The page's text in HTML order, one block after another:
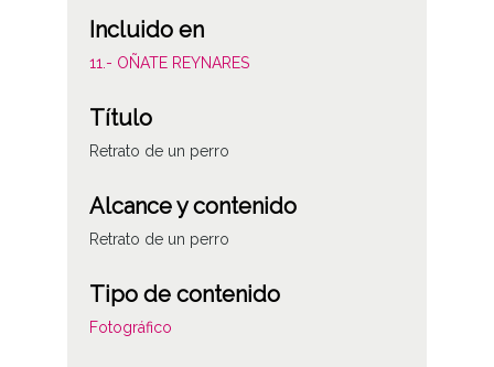
Incluido en
11.- OÑATE REYNARES
Título
Retrato de un perro
Alcance y contenido
Retrato de un perro
Tipo de contenido
Fotográfico